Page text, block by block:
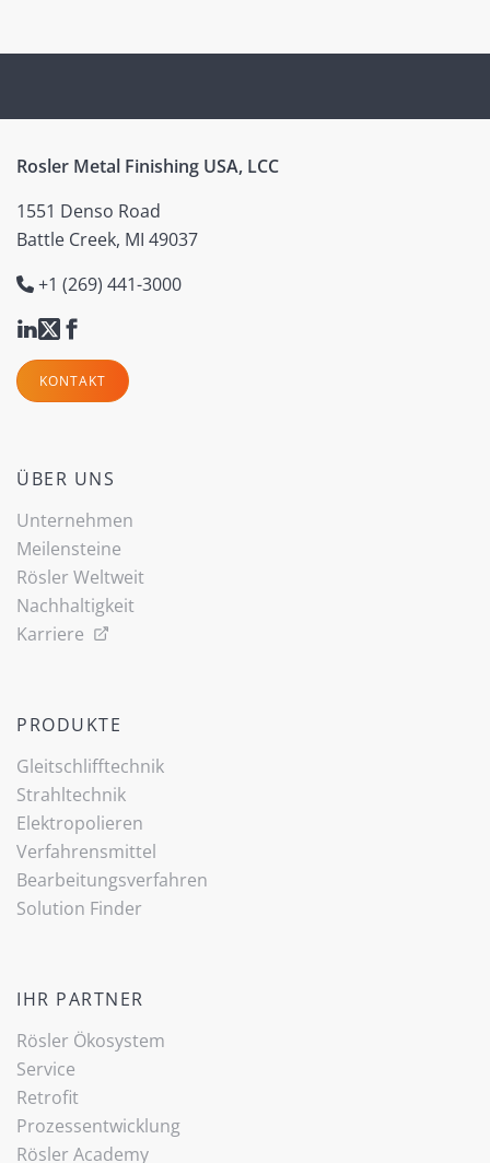
Rosler Metal Finishing USA, LCC
1551 Denso Road
Battle Creek, MI 49037
+1 (269) 441-3000
KONTAKT
ÜBER UNS
Unternehmen
Meilensteine
Rösler Weltweit
Nachhaltigkeit
Karriere
PRODUKTE
Gleitschlifftechnik
Strahltechnik
Elektropolieren
Verfahrensmittel
Bearbeitungsverfahren
Solution Finder
IHR PARTNER
Rösler Ökosystem
Service
Retrofit
Prozessentwicklung
Rösler Academy